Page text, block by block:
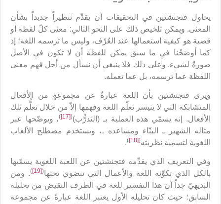
يحاول فتجنشتين في التحقيقات أن يقدِّم تنظيراً جديداً بشأن
المعنى. ويمكن تلخيص ذلك على النحو التالي: معنى كلّ لفظة أو
قضية هو كيفية استعمالها عند العُرْف، وليس ما ترسمه اللغة؛ إذ
كما أوضَحْنا في ما سبق يمكن للفظة أن لا تكون في الأصل
صورةً لشيء. وعلى ذلك فلا ينبغي أن نسأل من أجل فهم معنى
اللفظة عما ترسمه، بل عما تعمله.
ويرى فتجنشتين بأن اللغة عبارةٌ عن مجموعةٍ من الأفعال
المتشابكة التي لا يتيسر تعلّم اللغة وفهمها إلاّ من خلال تعلُّم تلك
الأفعال. إنه يسمّي هذه العملية بـ (التدرُّب)(
[17]
)، ويوضّحها عبر
مثاله الشهير ـ البنّاء ومساعده ـ، ويستخدم مصطلح الألعاب
اللغوية لتسمية نظريته(
[18]
)
.
وفي التعريف الذي يقدِّمه فتجنشتين عن اللعبة اللغوية يسمّيها
بالكل الذي تكوِّنه اللغة والأعمال التي تنضوي تحتها(
[19]
). ومن
البديهيّ جداً أن هذا التفسير للغة في الطرف النقيض من تحليله
السابق؛ حيث كان تحليله الأول يعتبر اللغة عبارةً عن مجموعة